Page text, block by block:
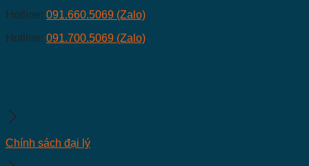
Hotline: 091.660.5069 (Zalo)
Hotline: 091.700.5069 (Zalo)
Chính sách đại lý